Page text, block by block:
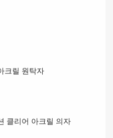
크릴 원탁자
클리어 아크릴 의자